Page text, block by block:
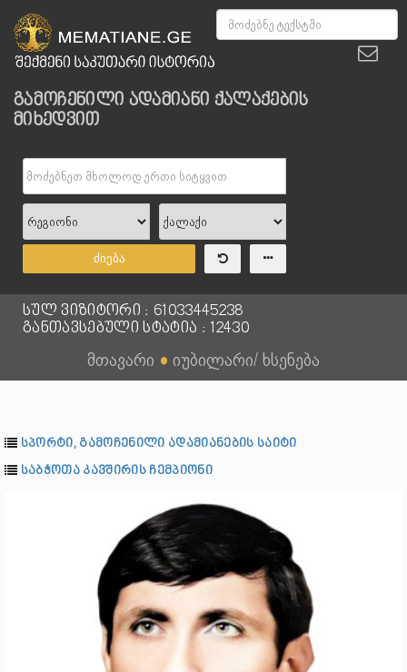
გამოჩენილი ადამიანი ქალაქების
მიხედვით
ძიება
სულ ვიზიტორი : 61033445238
განთავსებული სტატია : 12430
მთავარი ● იუბილარი/ ხსენება
სპორტი, გამოჩენილი ადამიანების საიტი
საბჭოთა კავშირის ჩემპიონი